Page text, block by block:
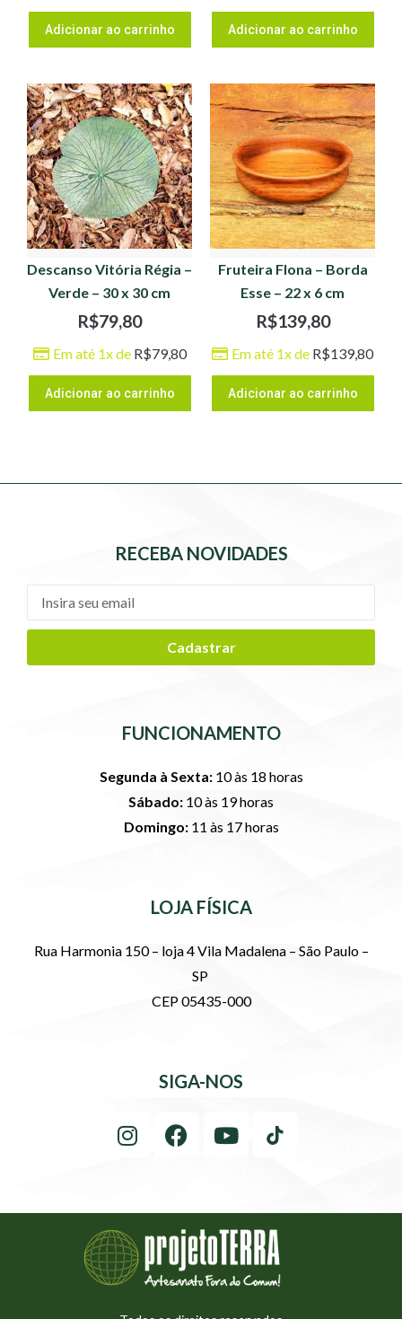
Adicionar ao carrinho Adicionar ao carrinho
Descanso Vitória Régia –
Verde – 30 x 30 cm
R$79,80
Em até 1x de R$79,80
Adicionar ao carrinho
Fruteira Flona – Borda
Esse – 22 x 6 cm
R$139,80
Em até 1x de R$139,80
Adicionar ao carrinho
RECEBA NOVIDADES
Cadastrar
FUNCIONAMENTO
Segunda à Sexta:10 às 18 horas
Sábado: 10 às 19 horas
Domingo:11 às 17 horas
LOJA FÍSICA
Rua Harmonia 150 – loja 4 Vila Madalena – São Paulo –
SP
CEP 05435-000
SIGA-NOS